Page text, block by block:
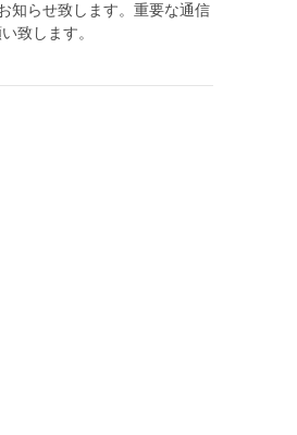
知らせ致します。重要な通信
致します。